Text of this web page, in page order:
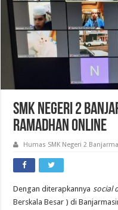
SMK Negeri 2
Ramadhan Online
Humas SMK Negeri 2
Dengan diterapkannya social
Berskala Besar ) di